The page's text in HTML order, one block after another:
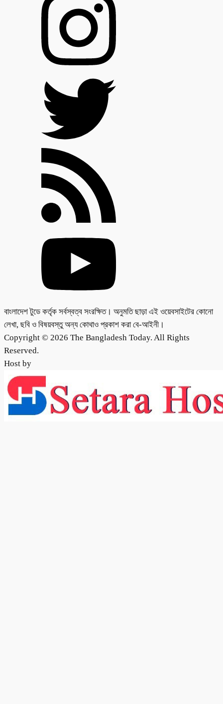
বাংলাদেশ টুডে কর্তৃক সর্বস্বত্ব সংরক্ষিত। অনুমতি ছাড়া এই ওয়েবসাইটের কোনো
লেখা, ছবি ও বিষয়বস্তু অন্য কোথাও প্রকাশ করা বে-আইনী।
Copyright © 2026 The Bangladesh Today. All Rights
Reserved.
Host by